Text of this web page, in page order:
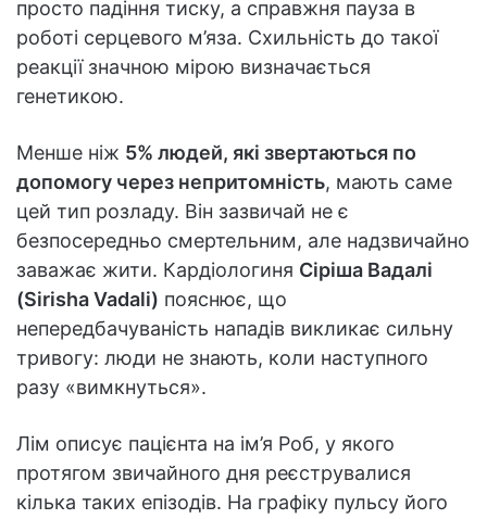
просто падіння тиску, а справжня пауза в
роботі серцевого м’яза. Схильність до такої
реакції значною мірою визначається
генетикою.
Менше ніж 5% людей, які звертаються по
допомогу через непритомність, мають саме
цей тип розладу. Він зазвичай не є
безпосередньо смертельним, але надзвичайно
заважає жити. Кардіологиня Сіріша Вадалі
(Sirisha Vadali) пояснює, що
непередбачуваність нападів викликає сильну
тривогу: люди не знають, коли наступного
разу «вимкнуться».
Лім описує пацієнта на ім’я Роб, у якого
протягом звичайного дня реєструвалися
кілька таких епізодів. На графіку пульсу його